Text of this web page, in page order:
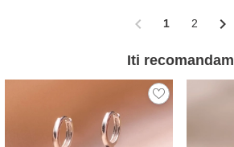
chevron_left 1 2 chevron_right
Iti recomandam